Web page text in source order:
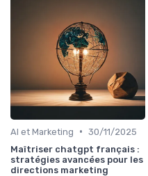
AI et Marketing • 30/11/2025
Maîtriser chatgpt français :
stratégies avancées pour les
directions marketing